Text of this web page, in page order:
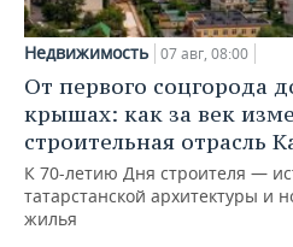
Недвижимость 07 авг, 08:00
От первого соцгорода
крышах: как за век
строительная отрасль
К 70-летию Дня строителя —
татарстанской архитектуры и
жилья